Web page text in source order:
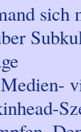
sich